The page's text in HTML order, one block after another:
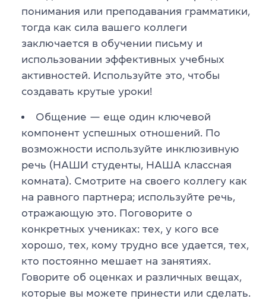
понимания или преподавания грамматики,
тогда как сила вашего коллеги
заключается в обучении письму и
использовании эффективных учебных
активностей. Используйте это, чтобы
создавать крутые уроки!
Общение — еще один ключевой
компонент успешных отношений. По
возможности используйте инклюзивную
речь (НАШИ студенты, НАША классная
комната). Смотрите на своего коллегу как
на равного партнера; используйте речь,
отражающую это. Поговорите о
конкретных учениках: тех, у кого все
хорошо, тех, кому трудно все удается, тех,
кто постоянно мешает на занятиях.
Говорите об оценках и различных вещах,
которые вы можете принести или сделать.